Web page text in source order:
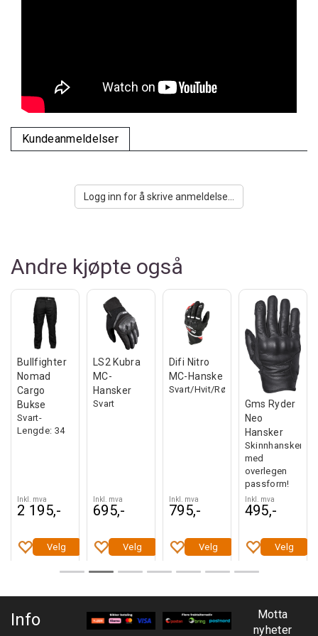
Kundeanmeldelser
Logg inn for å skrive anmeldelse...
Andre kjøpte også
Bullfighter
Nomad
Cargo
Bukse
Svart-
Lengde: 34
Inkl. mva
2 195,-
Velg
LS2 Kubra
MC-
Hansker
Svart
Inkl. mva
695,-
Velg
Difi Nitro
MC-Hanske
Svart/Hvit/Rød
Inkl. mva
795,-
Velg
Gms Ryder
Neo
Hansker
Skinnhansker
med
overlegen
passform!
Inkl. mva
495,-
Velg
Info
Motta
nyheter